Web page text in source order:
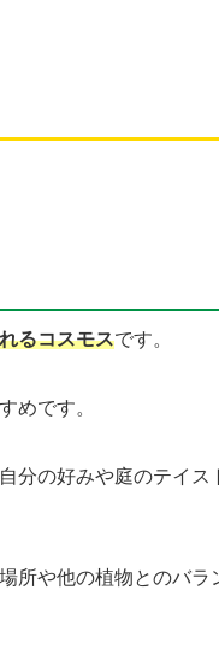
るコスモスです。
めです。
分の好みや庭のテイ
所や他の植物とのバラ